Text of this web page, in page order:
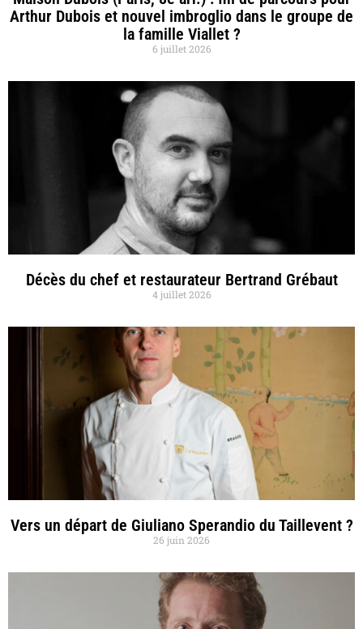
Arthur Dubois et nouvel imbroglio dans le groupe de
la famille Viallet ?
6 juillet 2026
Décès du chef et restaurateur Bertrand Grébaut
4 juillet 2026
Vers un départ de Giuliano Sperandio du Taillevent ?
26 juin 2026